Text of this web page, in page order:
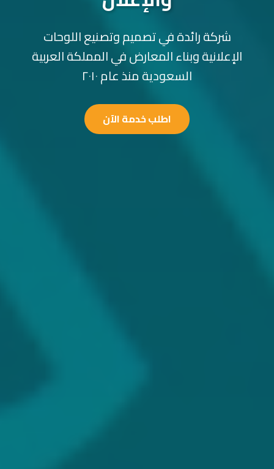
شركة رائدة في تصميم وتصنيع اللوحات
الإعلانية وبناء المعارض في المملكة العربية
السعودية منذ عام ٢٠١٠
اطلب خدمة الآن